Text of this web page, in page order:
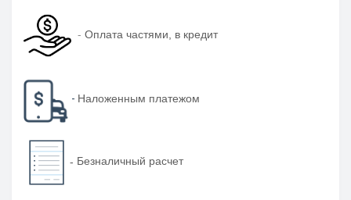
- Оплата частями, в кредит
- Наложенным платежом
- Безналичный расчет